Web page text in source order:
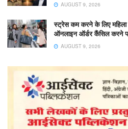
AUGUST 9, 2026
स्ट्रेस कम करने के लिए
ऑनलाइन ऑर्डर कैंसिल करने
AUGUST 9, 2026